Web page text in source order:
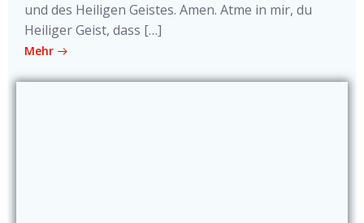
und des Heiligen Geistes. Amen. Atme in mir, du
Heiliger Geist, dass […]
Mehr